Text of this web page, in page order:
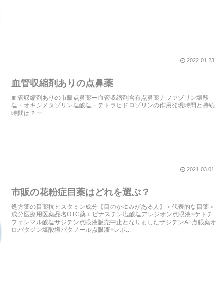
2022.01.23
血管収縮剤ありの点鼻薬
血管収縮剤ありの市販点鼻薬ー血管収縮剤含有点鼻薬ナファゾリン塩酸
塩・オキシメタゾリン塩酸塩・テトラヒドロゾリンの作用発現時間と持続
時間は？ー
2021.03.01
市販の花粉症目薬はどれを選ぶ？
処方薬の目薬抗ヒスタミン成分【目のかゆみがある人】＜代表的な目薬＞
成分医療用医薬品名OTC薬エピナスチン塩酸塩アレジオン点眼液×ケトチ
フェンマル酸塩ザジテン点眼液販売中止となりましたザジテンAL点眼薬オ
ロパタジン塩酸塩パタノール点眼液×レボ...